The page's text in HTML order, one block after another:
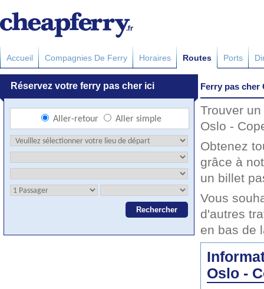
Accueil Compagnies De Ferry Horaires Routes Ports
Ferry pas cher
Trouver
Oslo -
Obtenez
grâce à
un billet
Vous
d'autres
en bas de
Oslo -